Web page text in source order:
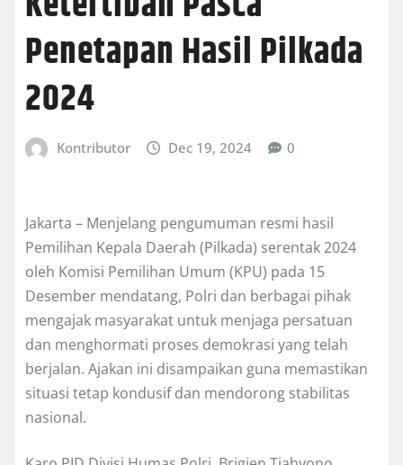
Penetapan Hasil Pilkada
2024
Kontributor Dec 19, 2024 0
Jakarta – Menjelang pengumuman resmi hasil
Pemilihan Kepala Daerah (Pilkada) serentak 2024
oleh Komisi Pemilihan Umum (KPU) pada 15
Desember mendatang, Polri dan berbagai pihak
mengajak masyarakat untuk menjaga persatuan
dan menghormati proses demokrasi yang telah
berjalan. Ajakan ini disampaikan guna memastikan
situasi tetap kondusif dan mendorong stabilitas
nasional.